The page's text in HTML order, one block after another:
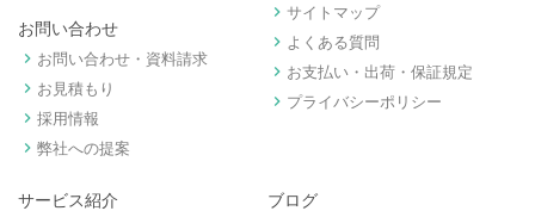
お問い合わせ
keyboard_arrow_right お問い合わせ・資料請求
keyboard_arrow_right お見積もり
keyboard_arrow_right 採用情報
keyboard_arrow_right 弊社への提案
keyboard_arrow_right サイトマップ
keyboard_arrow_right よくある質問
keyboard_arrow_right お支払い・出荷・保証規定
keyboard_arrow_right プライバシーポリシー
サービス紹介
ブログ